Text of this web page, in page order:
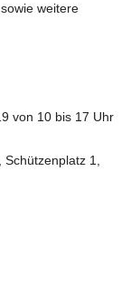
weitere
von 10 bis 17 Uhr
1,